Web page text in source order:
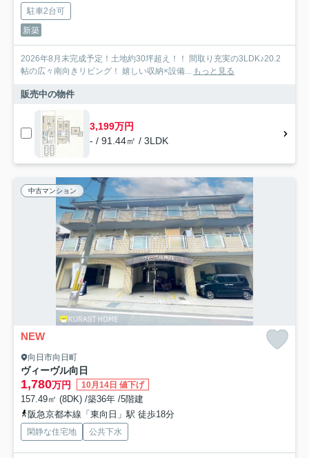
駐車2台可
新築
2026年8月末完成予定！土地約30坪超え！！ 間取り充実の3LDK♪20.2
帖の広々南向きリビング！ 嬉しい収納×設備...
もっと見る
販売中の物件
3,199万円
- / 91.44㎡ / 3LDK
中古マンション
NEW
向日市向日町
ヴィーヴル向日
1,780万円 10月14日 値下げ
157.49㎡ (8DK) /築36年 /5階建
阪急京都本線「東向日」駅 徒歩18分
閑静な住宅地 公共下水